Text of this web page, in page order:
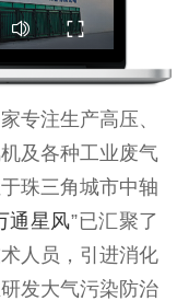
专注生产高压、
及各种工业废气
珠三角城市中轴
通星风”已汇聚了
人员，引进消化
发大气污染防治